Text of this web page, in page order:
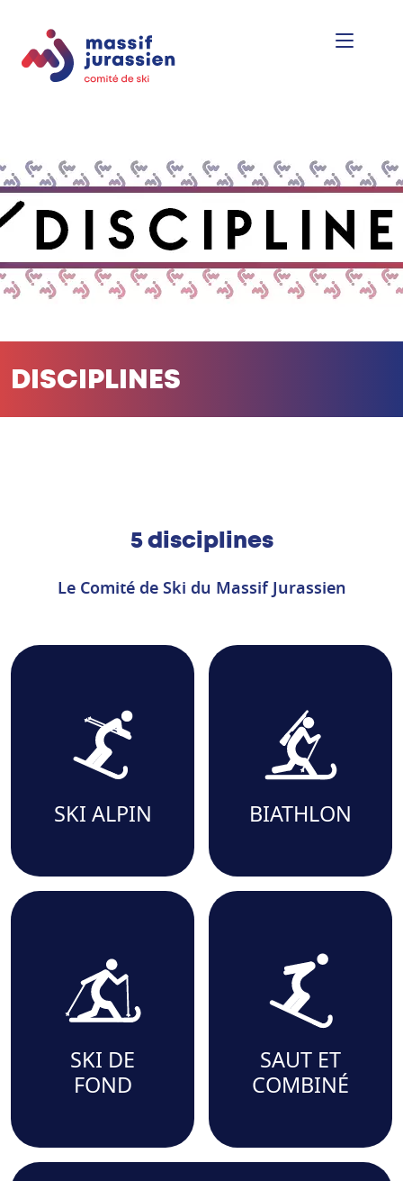
DISCIPLINES
5 disciplines
Le Comité de Ski du Massif Jurassien
SKI ALPIN BIATHLON
SKI DE
FOND
SAUT ET
COMBINÉ